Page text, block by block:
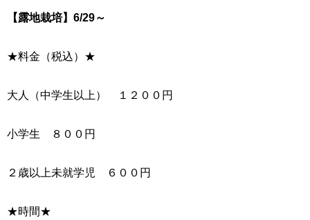
【露地栽培】6/29～
★料金（税込）★
大人（中学生以上） １２００円
小学生 ８００円
２歳以上未就学児 ６００円
★時間★